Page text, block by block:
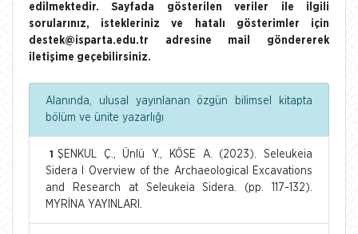
edilmektedir. Sayfada gösterilen veriler ile ilgili
sorularınız, istekleriniz ve hatalı gösterimler için
destek@isparta.edu.tr adresine mail göndererek
iletişime geçebilirsiniz.
Alanında, ulusal yayınlanan özgün bilimsel kitapta
bölüm ve ünite yazarlığı
1
ŞENKUL Ç., Ünlü Y., KÖSE A. (2023). Seleukeia
Sidera I Overview of the Archaeological Excavations
and Research at Seleukeia Sidera. (pp. 117-132).
MYRİNA YAYINLARI.